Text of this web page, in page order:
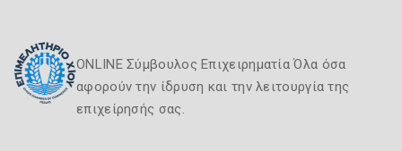
ONLINE Σύμβουλος Επιχειρηματία Όλα όσα
αφορούν την ίδρυση και την λειτουργία της
επιχείρησής σας.